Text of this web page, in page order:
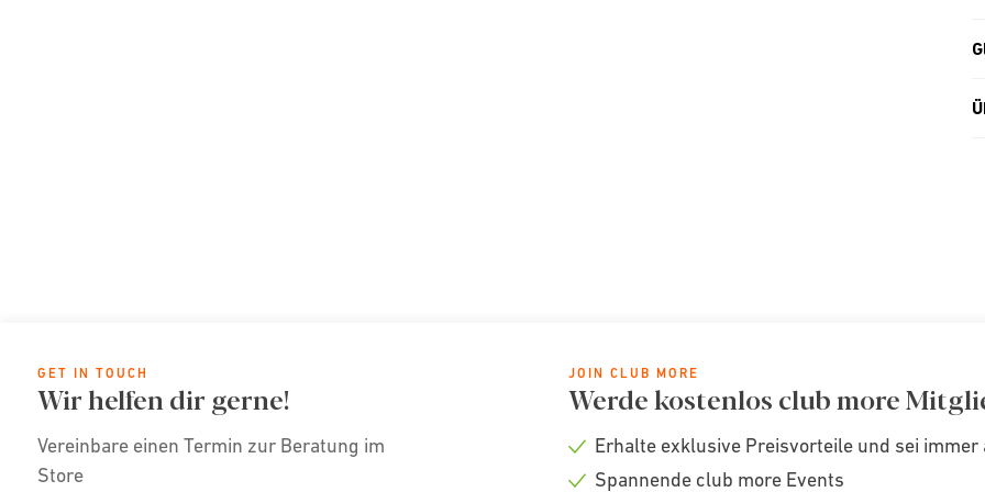
GET IN TOUCH
Wir helfen dir gerne!
Vereinbare einen Termin zur Beratung im
Store
JOIN CLUB MORE
Werde kostenlos club more
Check
Erhalte exklusive Preisvorteile und sei
Spannende club more Events